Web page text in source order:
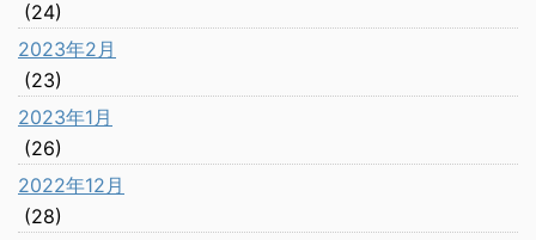
(24)
2023年2月
(23)
2023年1月
(26)
2022年12月
(28)